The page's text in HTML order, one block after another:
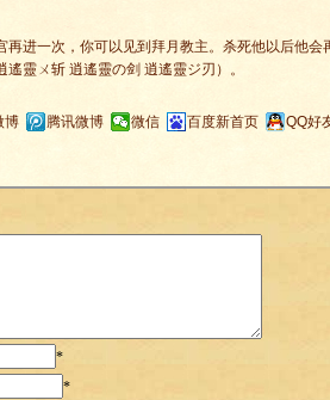
再进一次，你可以见到拜月教主。杀死他以后他会
靈ㄨ斩 逍遙靈の剑 逍遙靈ジ刃）。
博 腾讯微博 微信 百度新首页 QQ好